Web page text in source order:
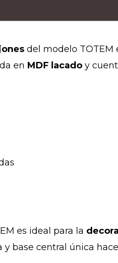
del modelo
en MDF lacado y
es ideal para la
base central única